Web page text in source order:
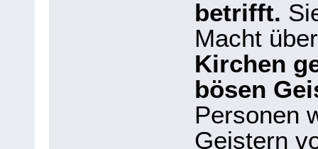
betrifft.
Macht
Kirchen
bösen
Personen
Geistern